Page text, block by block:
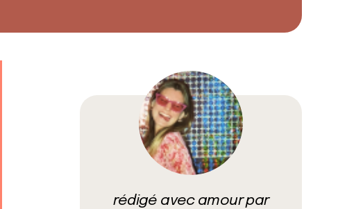
rédigé avec amour par